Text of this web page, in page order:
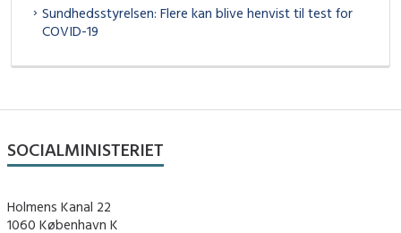
Sundhedsstyrelsen: Flere kan blive henvist til test for
COVID-19
SOCIALMINISTERIET
Holmens Kanal 22
1060 København K